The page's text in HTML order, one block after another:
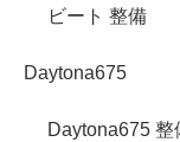
ビート 整備
Daytona675
Daytona675 整